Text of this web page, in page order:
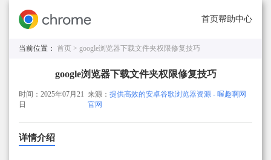
首页帮助中心
当前位置： 首页 > google浏览器下载文件夹权限修复技巧
google浏览器下载文件夹权限修复技巧
时间：2025年07月21
日
来源：提供高效的安卓谷歌浏览器资源 - 喔趣啊网
官网
详情介绍